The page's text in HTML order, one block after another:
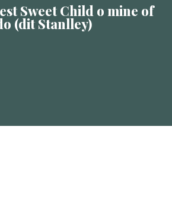
Sweet Child o mine of
(dit Stanlley)